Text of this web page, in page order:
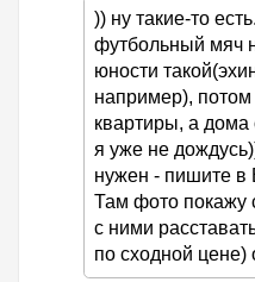
)) ну такие-то
футбольный мяч
юности
например), потом
квартиры, а
я уже не
нужен - пишите в
Там фото покажу
с ними
по сходной цене)